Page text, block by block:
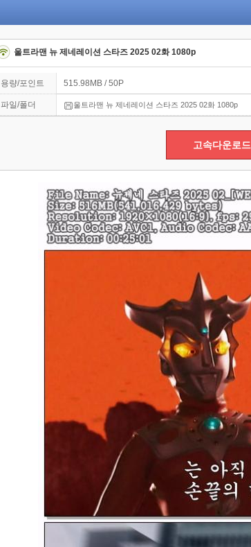
울트라맨 뉴 제네레이션 스타즈 2025 02화 1080p
용량/포인트 515.98MB / 50P
파일/폴더 울트라맨 뉴 제네레이션 스타즈 2025 02화 1080p
고속다운로드